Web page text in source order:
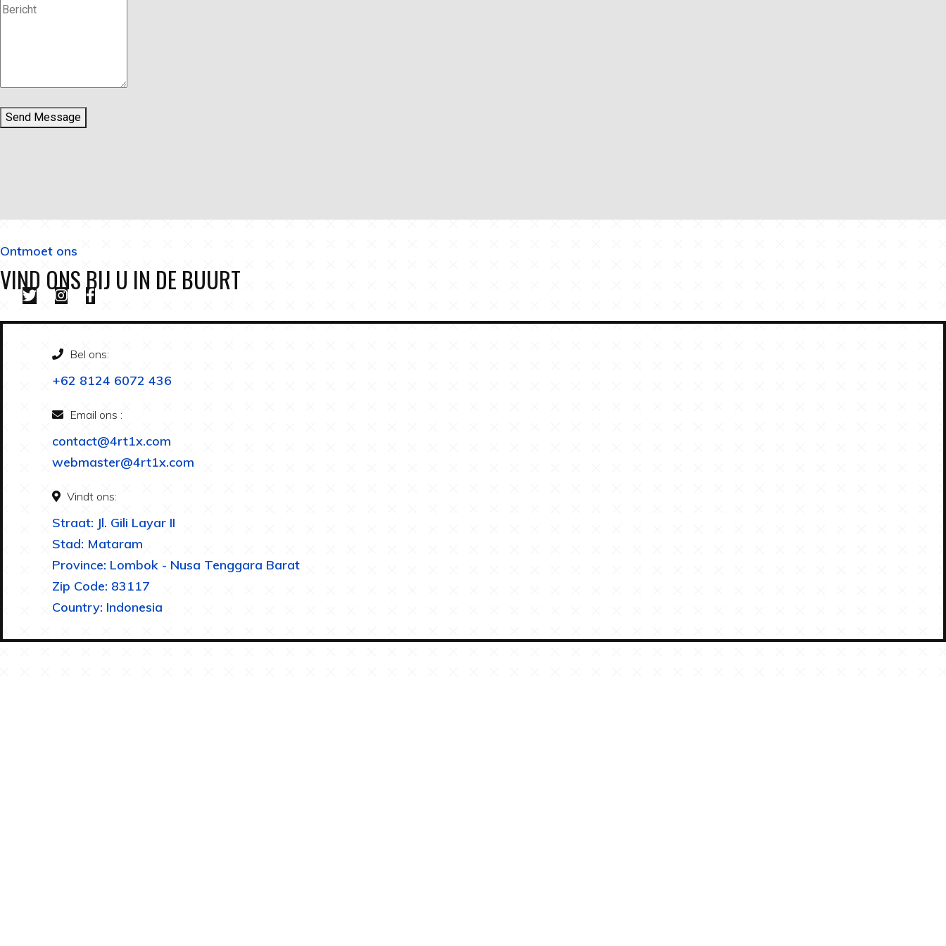
Send Message
Ontmoet ons
VIND ONS BIJ U IN DE BUURT
Bel ons:
+62 8124 6072 436
Email ons :
contact@4rt1x.com
webmaster@4rt1x.com
Vindt ons:
Straat: Jl. Gili Layar II
Stad: Mataram
Province: Lombok - Nusa Tenggara Barat
Zip Code: 83117
Country: Indonesia